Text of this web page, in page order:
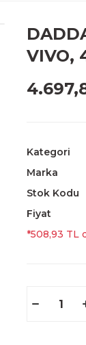
VIVO,
Kategori
Marka
Stok Kodu
Fiyat
*508,93 TL